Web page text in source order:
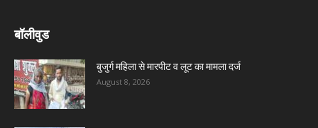
बॉलीवुड
बुजुर्ग महिला से मारपीट व लूट का मामला दर्ज
August 8, 2026